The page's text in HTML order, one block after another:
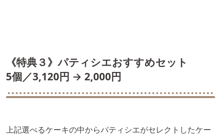
《特典３》パティシエおすすめセット
5個／3,120円 → 2,000円
上記選べるケーキの中からパティシエがセレクトしたケー